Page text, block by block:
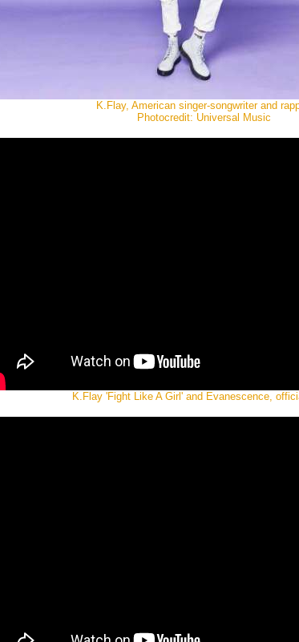
K.Flay, American singer-songwriter and
Photocredit: Universal Music
K.Flay 'Fight Like A Girl' and Evanescence,